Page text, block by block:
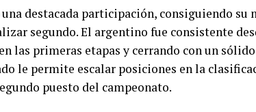
destacada participación, consiguiendo su
segundo. El argentino fue consistente
las primeras etapas y cerrando con un
le permite escalar posiciones en la
puesto del campeonato.